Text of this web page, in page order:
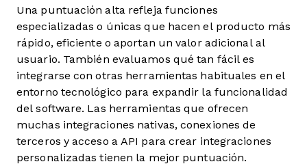
Una puntuación alta refleja funciones
especializadas o únicas que hacen el producto más
rápido, eficiente o aportan un valor adicional al
usuario. También evaluamos qué tan fácil es
integrarse con otras herramientas habituales en el
entorno tecnológico para expandir la funcionalidad
del software. Las herramientas que ofrecen
muchas integraciones nativas, conexiones de
terceros y acceso a API para crear integraciones
personalizadas tienen la mejor puntuación.